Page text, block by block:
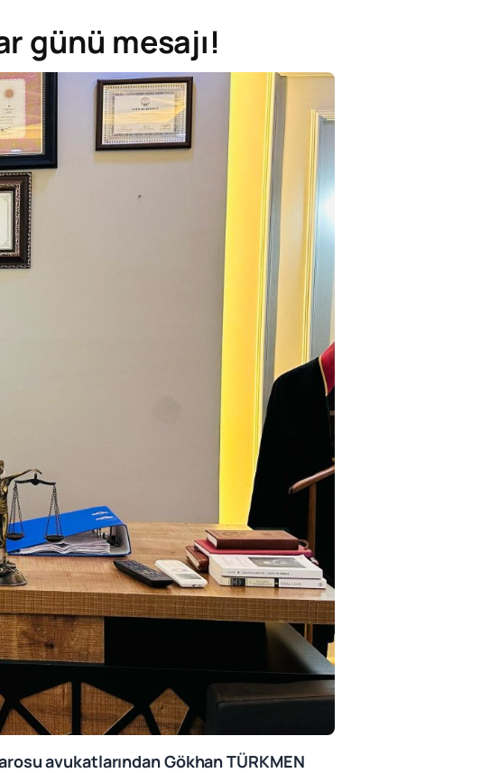
günü mesajı!
avukatlarından Gökhan TÜRKMEN